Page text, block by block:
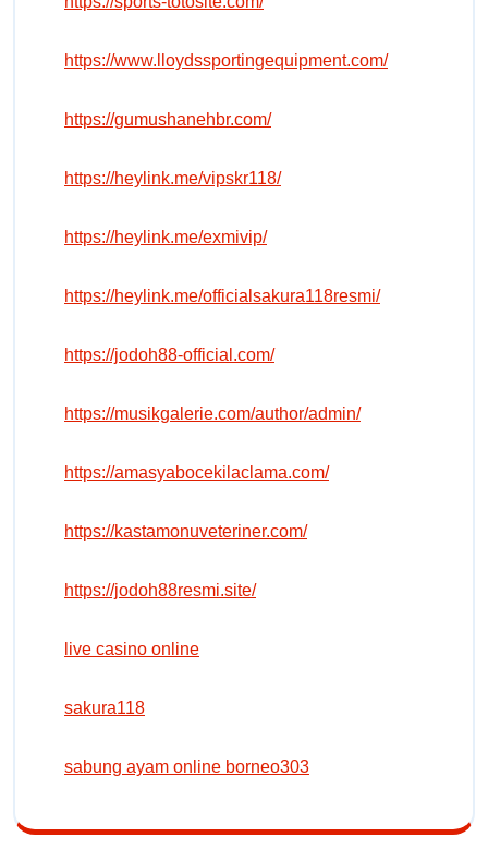
https://www.lloydssportingequipment.com/
https://gumushanehbr.com/
https://heylink.me/vipskr118/
https://heylink.me/exmivip/
https://heylink.me/officialsakura118resmi/
https://jodoh88-official.com/
https://musikgalerie.com/author/admin/
https://amasyabocekilaclama.com/
https://kastamonuveteriner.com/
https://jodoh88resmi.site/
live casino online
sakura118
sabung ayam online borneo303